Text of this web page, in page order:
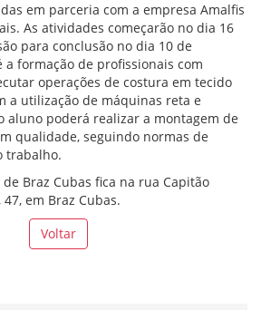
em parceria com a empresa Amalfis
As atividades começarão no dia 16
para conclusão no dia 10 de
formação de profissionais com
operações de costura em tecido
a utilização de máquinas reta e
aluno poderá realizar a montagem de
qualidade, seguindo normas de
trabalho.
Braz Cubas fica na rua Capitão
em Braz Cubas.
Voltar